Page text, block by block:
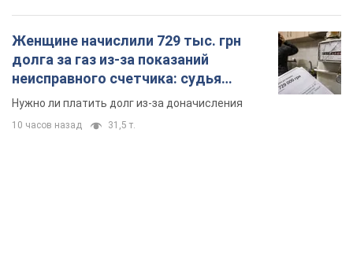
Женщине начислили 729 тыс. грн
долга за газ из-за показаний
неисправного счетчика: судья
вынес неожиданное решение
Нужно ли платить долг из-за доначисления
10 часов назад 31,5 т.